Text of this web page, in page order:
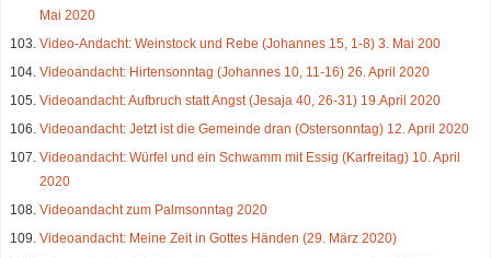
Mai 2020
Video-Andacht: Weinstock und Rebe (Johannes 15, 1-8) 3. Mai 200
Videoandacht: Hirtensonntag (Johannes 10, 11-16) 26. April 2020
Videoandacht: Aufbruch statt Angst (Jesaja 40, 26-31) 19.April 2020
Videoandacht: Jetzt ist die Gemeinde dran (Ostersonntag) 12. April 2020
Videoandacht: Würfel und ein Schwamm mit Essig (Karfreitag) 10. April
2020
Videoandacht zum Palmsonntag 2020
Videoandacht: Meine Zeit in Gottes Händen (29. März 2020)